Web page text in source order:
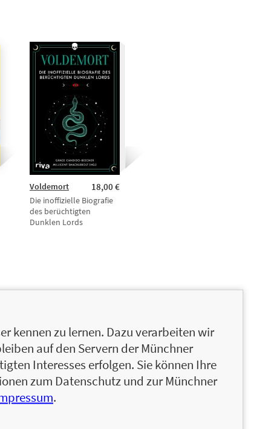
18,00 €
Voldemort
Die inoffizielle Biografie
des berüchtigten
Dunklen Lords
kennen zu lernen. Dazu verarbeiten wir
auf den Servern der Münchner
Interesses erfolgen. Sie können Ihre
zum Datenschutz und zur Münchner
.